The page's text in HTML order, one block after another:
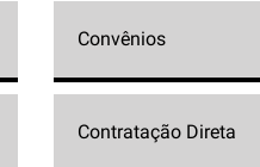
Convênios
Contratação Direta